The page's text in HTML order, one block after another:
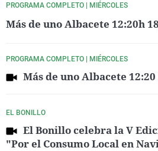
PROGRAMA COMPLETO | MIÉRCOLES
Más de uno Albacete 12:20h
PROGRAMA COMPLETO | MIÉRCOLES
Más de uno Albacete 12:20
EL BONILLO
El Bonillo celebra la V
"Por el Consumo Local en